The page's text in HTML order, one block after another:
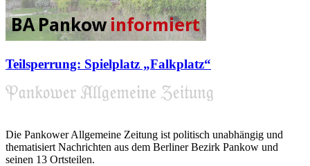
Teilsperrung: Spielplatz „Falkplatz“
Die Pankower Allgemeine Zeitung ist politisch unabhängig und
thematisiert Nachrichten aus dem Berliner Bezirk Pankow und
seinen 13 Ortsteilen.